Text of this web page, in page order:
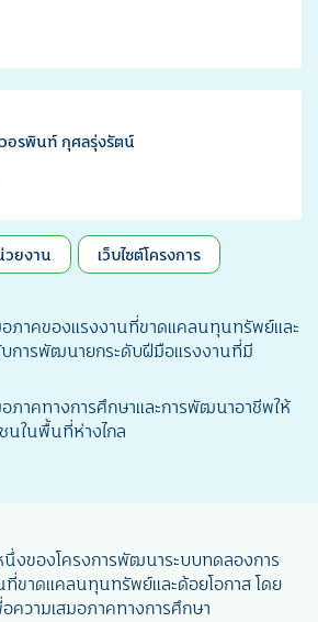
อรพินท์ กุศลรุ่งรัตน์
ยงาน
เว็บไซต์โครงการ
อภาคของแรงงานที่ขาดแคลนทุนทรัพย์และ
บการพัฒนายกระดับฝีมือแรงงานที่มี
อภาคทางการศึกษาและการพัฒนาอาชีพให้
นในพื้นที่ห่างไกล
นึ่งของโครงการพัฒนาระบบทดลองการ
ขาดแคลนทุนทรัพย์และด้อยโอกาส โดย
ความเสมอภาคทางการศึกษา